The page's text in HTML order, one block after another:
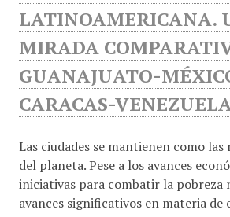
LATINOAMERICANA.
MIRADA
GUANAJUATO-
CARACAS-
Las ciudades se mantienen como
del planeta. Pese a los avances
iniciativas para combatir la pobreza
avances significativos en materia de